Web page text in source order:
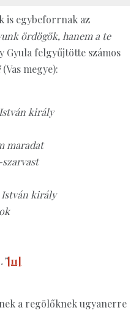
is egybeforrnak az
ördögök, hanem a te
Gyula felgyűjtötte számos
(Vas megye):
király
maradat
István király
[11]
a regölőknek ugyanerre